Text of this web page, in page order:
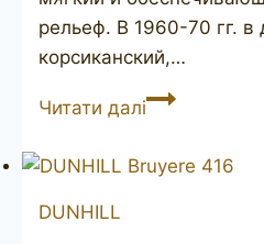
рельеф. В 1960-70 гг. в
корсиканский,…
Читати даліDUNHILL
DUNHILL